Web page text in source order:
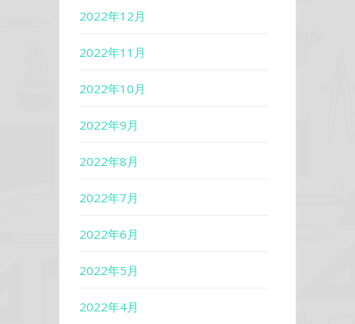
2022年12月
2022年11月
2022年10月
2022年9月
2022年8月
2022年7月
2022年6月
2022年5月
2022年4月